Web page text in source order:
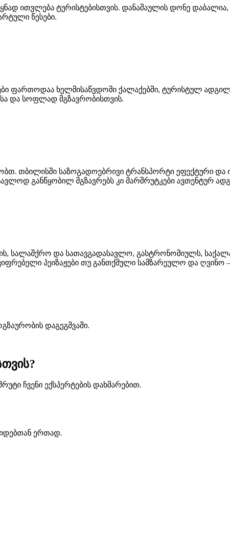
ითვლება ტურისტებისთვის. დანაშაულის დონე
წესები.
ფართოდაა ხელმისაწვდომი ქალაქებში, ტურისტულ
და სოფლად მგზავრობისთვის.
თბილისში საზოგადოებრივი ტრანსპორტი ეფექტური და
განწყობილ მგზავრებს კი მარშრუტკები ავთენტურ
სალაშქრო და სათავგადასავლო, გასტრონომიულს,
პეიზაჟები თუ განთქმული სამზარეულო და
დაგეგმვაში.
ჩვენი ექსპერტების დახმარებით.
ერთად.